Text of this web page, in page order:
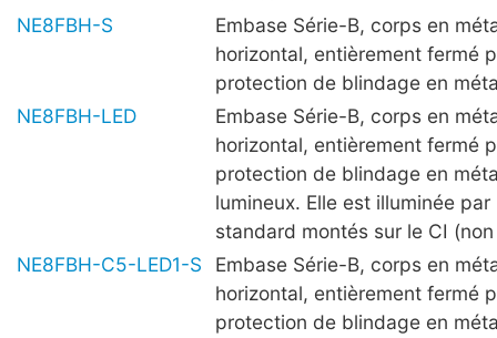
NE8FBH-S
Embase Série-B, corps en
horizontal, entièrement fermé
protection de blindage en
NE8FBH-LED
Embase Série-B, corps en
horizontal, entièrement fermé
protection de blindage en
lumineux. Elle est illuminée par
standard montés sur le CI
NE8FBH-C5-LED1-S
Embase Série-B, corps en
horizontal, entièrement fermé
protection de blindage en